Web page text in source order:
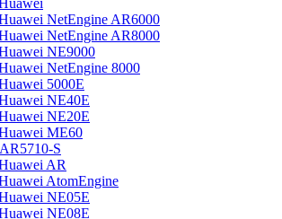
NetEngine AR6000
NetEngine AR8000
NE9000
NetEngine 8000
5000E
NE40E
NE20E
ME60
S
AR
AtomEngine
NE05E
NE08E